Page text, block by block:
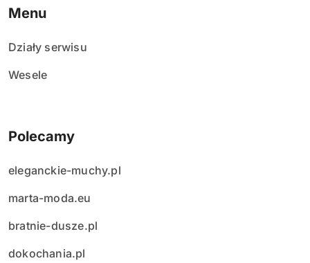
Menu
Działy serwisu
Wesele
Polecamy
eleganckie-muchy.pl
marta-moda.eu
bratnie-dusze.pl
dokochania.pl